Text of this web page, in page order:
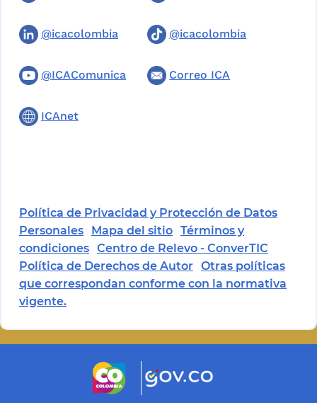
@icacolombia @icacolombia
@ICAComunica Correo ICA
ICAnet
Política de Privacidad y Protección de Datos
Personales
Mapa del sitio Términos y
condiciones Centro de Relevo - ConverTIC
Política de Derechos de Autor Otras políticas
que correspondan conforme con la normativa
vigente.